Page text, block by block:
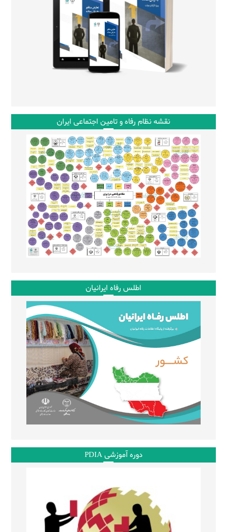
نقشه نظام رفاه و تامین اجتماعی ایران
اطلس رفاه ایرانیان
دوره آموزشی PDIA